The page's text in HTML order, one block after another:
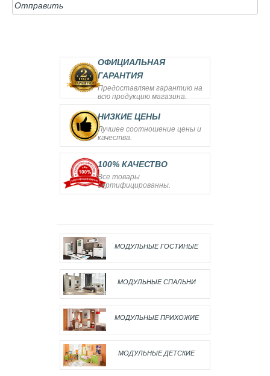
Отправить
ОФИЦИАЛЬНАЯ
ГАРАНТИЯ
Предоставляем гарантию на
всю продукцию магазина.
НИЗКИЕ ЦЕНЫ
Лучшее соотношение цены и
качества.
100% КАЧЕСТВО
Все товары
сертифицированны.
МОДУЛЬНЫЕ ГОСТИНЫЕ
МОДУЛЬНЫЕ СПАЛЬНИ
МОДУЛЬНЫЕ ПРИХОЖИЕ
МОДУЛЬНЫЕ ДЕТСКИЕ